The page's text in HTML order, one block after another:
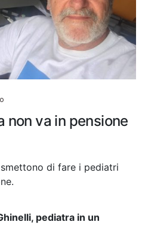
non va in pensione
di fare i pediatri
pediatra in un